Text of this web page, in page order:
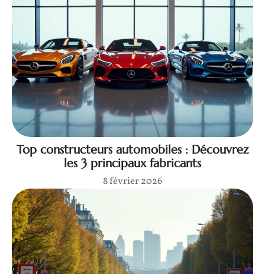
Top constructeurs automobiles : Découvrez
les 3 principaux fabricants
8 février 2026